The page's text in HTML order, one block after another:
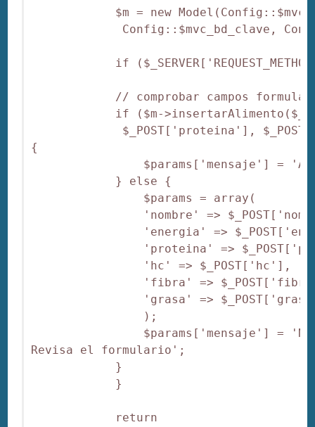
$m = new
Config::$mvc_bd_clave,
if
// comprobar campos
if ($m-
$_POST['proteina'],
{
$params['mensaje'] =
} else {
$params = array(
'nombre' =>
'energia' =>
'proteina' =>
'hc' => $_POST['hc'],
'fibra' =>
'grasa' =>
);
$params['mensaje'] = 'No se
Revisa el formulario';
}
}
return